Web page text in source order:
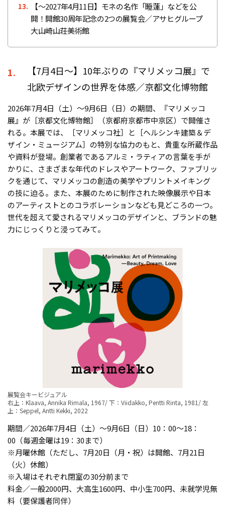
13.
【～2027年4月11日】モネの名作「睡蓮」などを公
開！開館30周年記念の2つの展覧会／アサヒグループ
大山崎山荘美術館
1.
【7月4日〜】10年ぶりの『マリメッコ展』で
北欧デザインの世界を体感／京都文化博物館
2026年7⽉4⽇（土）〜9月6⽇（日）の期間、『マリメッコ
展』が［京都⽂化博物館］（京都府京都市中京区）で開催さ
れる。本展では、［マリメッコ社］と［ヘルシンキ建築＆デ
ザイン・ミュージアム］の特別な協力のもと、貴重な所蔵作品
や資料が登場。創業者であるアルミ・ラティアの言葉を手が
かりに、さまざまな年代のドレスやアートワーク、ファブリッ
クを通じて、マリメッコの創造の美学やプリントメイキング
の技に迫る。また、本展のために制作された映像展示や日本
のアーティストとのコラボレーションなども見どころの一つ。
世代を超えて愛されるマリメッコのデザインと、ブランドの魅
力にじっくりと浸ってみて。
展覧会キービジュアル
右上：Klaava, Annika Rimala, 1967/ 下：Viidakko, Pentti Rinta, 1981/ 左
上：Seppel, Antti Kekki, 2022
期間／2026年7⽉4⽇（土）〜9月6⽇（日）10：00～18：
00（毎週金曜は19：30まで）
※月曜休館（ただし、7月20日（月・祝）は開館、7月21日
（火）休館）
※入場はそれぞれ閉室の30分前まで
料金／一般2000円、大高生1600円、中小生700円、未就学児無
料（要保護者同伴）